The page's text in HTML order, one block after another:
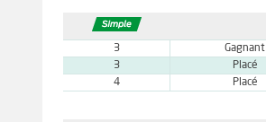
3 Gagnant
3
Placé
4
Placé